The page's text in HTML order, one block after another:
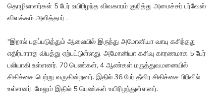
தொழிலாளர்கள் 5 பேர் உயிரிழந்த விவகாரம் குறித்து அமைச்சர் பர்வேஸ்
விளக்கம் அளித்தார் .
"இறால் பதப்படுத்தும் ஆலையில் இருந்து அமோனியா வாயு கசிந்தது
எதிர்பாராத விபத்து ஏற்பட்டுள்ளது. அமோனியா கசிவு காரணமாக 5 பேர்
பலியாகி உள்ளனர். 70 பெண்கள், 4 ஆண்கள் மருத்துவமனையில்
சிகிச்சை பெற்று வருகின்றனர். இதில் 36 பேர் தீவிர சிகிச்சை பிரிவில்
உள்ளனர். மேலும் இதில் 5 பெண்கள் உயிரிழந்துள்ளனர்.